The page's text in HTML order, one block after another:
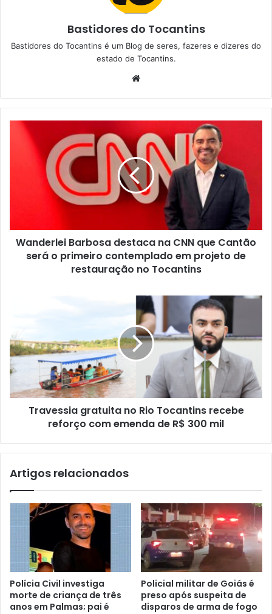
Bastidores do Tocantins
Bastidores do Tocantins é um Blog de seres, fazeres e dizeres do
estado de Tocantins.
b
s
i
e
Wanderlei Barbosa destaca na CNN que Cantão
será o primeiro contemplado em projeto de
restauração no Tocantins
Travessia gratuita no Rio Tocantins recebe
reforço com emenda de R$ 300 mil
Artigos relacionados
Polícia Civil investiga
morte de criança de três
anos em Palmas; pai é
Policial militar de Goiás é
preso após suspeita de
disparos de arma de fogo